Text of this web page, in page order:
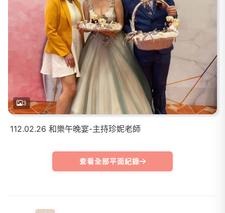
3
112.02.26 和樂午晚宴-主持珍妮老師
查看全部平面紀錄